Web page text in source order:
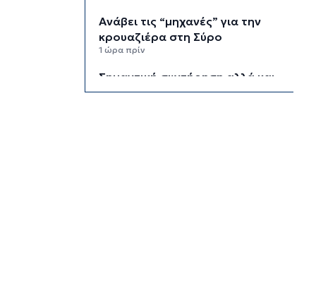
Ανάβει τις “μηχανές” για την
κρουαζιέρα στη Σύρο
1 ώρα πρίν
Σημαντική συντήρηση αλλά και
εκκρεμότητες στο κτήριο